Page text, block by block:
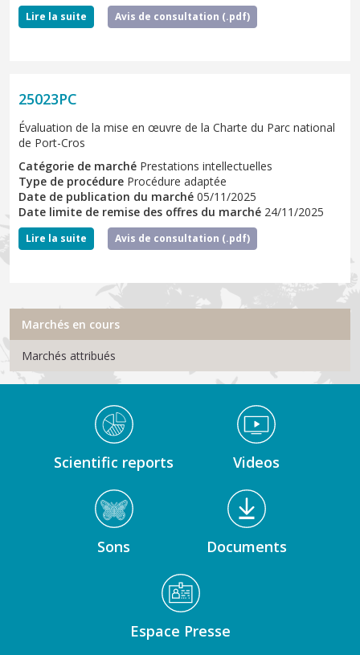
Lire la suite Avis de consultation (.pdf)
25023PC
Évaluation de la mise en œuvre de la Charte du Parc national
de Port-Cros
Catégorie de marché Prestations intellectuelles
Type de procédure Procédure adaptée
Date de publication du marché 05/11/2025
Date limite de remise des offres du marché 24/11/2025
Lire la suite Avis de consultation (.pdf)
Menu Marchés publics
Marchés en cours
Marchés attribués
Médiathèque Footer
Scientific reports Videos
Sons Documents
Espace Presse